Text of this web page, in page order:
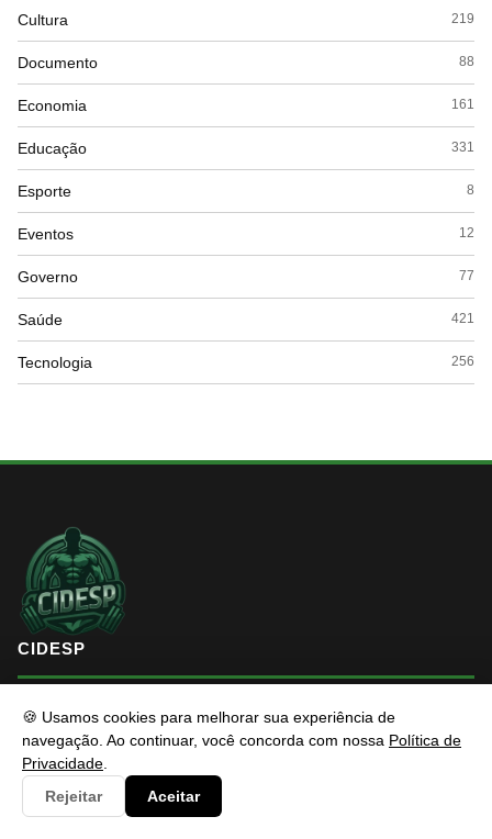
🍪 Usamos cookies para melhorar sua experiência de
navegação. Ao continuar, você concorda com nossa Política de
Privacidade
Rejeitar
Aceitar
Cultura 219
Documento 88
Economia 161
Educação 331
Esporte 8
Eventos 12
Governo 77
Saúde 421
Tecnologia 256
CIDESP
Cidesp é um portal de conteúdo profissional e atualizado com
foco em informar e resolver os problemas dos usuários de
maneira eficaz. Fique à vontade para entrar em contato, estamos
sempre pronto a te auxiliar.